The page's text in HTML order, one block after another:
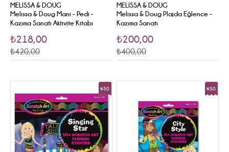
MELISSA & DOUG
Melissa & Doug Mani - Pedi -
Kazıma Sanatı Aktivite Kitabı
₺218,00
₺420,00
MELISSA & DOUG
Melissa & Doug Plajda Eğlence -
Kazıma Sanatı
₺200,00
₺400,00
%50
Sale
%50